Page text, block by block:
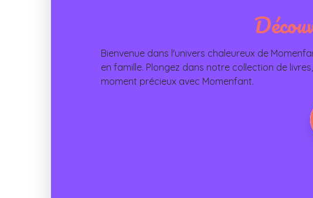
Bienvenue dans l'univers chaleureux de
en famille. Plongez dans notre collection de
moment précieux avec Momenfant.